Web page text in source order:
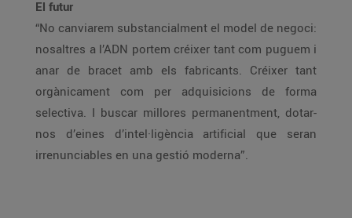
El futur
“No canviarem substancialment el model de negoci:
nosaltres a l’ADN portem créixer tant com puguem i
anar de bracet amb els fabricants. Créixer tant
orgànicament com per adquisicions de forma
selectiva. I buscar millores permanentment, dotar-
nos d’eines d’intel·ligència artificial que seran
irrenunciables en una gestió moderna”.